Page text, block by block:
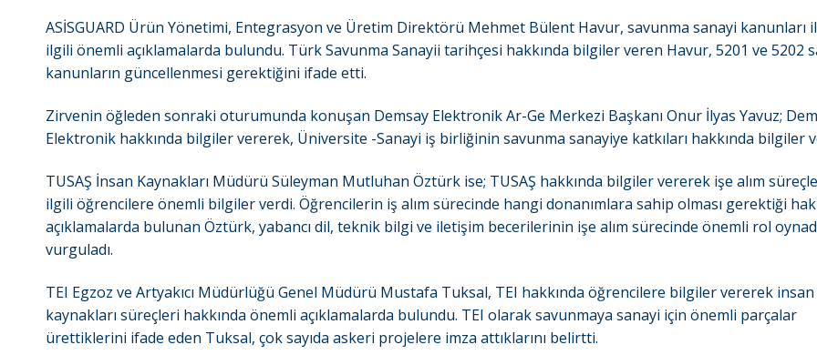
ASİSGUARD Ürün Yönetimi, Entegrasyon ve Üretim Direktörü Mehmet Bülent Havur, savunma sanayi kanunları
ilgili önemli açıklamalarda bulundu. Türk Savunma Sanayii tarihçesi hakkında bilgiler veren Havur, 5201 ve 5202
kanunların güncellenmesi gerektiğini ifade etti.
Zirvenin öğleden sonraki oturumunda konuşan Demsay Elektronik Ar-Ge Merkezi Başkanı Onur İlyas Yavuz;
Elektronik hakkında bilgiler vererek, Üniversite -Sanayi iş birliğinin savunma sanayiye katkıları hakkında bilgiler
TUSAŞ İnsan Kaynakları Müdürü Süleyman Mutluhan Öztürk ise; TUSAŞ hakkında bilgiler vererek işe alım
ilgili öğrencilere önemli bilgiler verdi. Öğrencilerin iş alım sürecinde hangi donanımlara sahip olması gerektiği
açıklamalarda bulunan Öztürk, yabancı dil, teknik bilgi ve iletişim becerilerinin işe alım sürecinde önemli rol
vurguladı.
TEI Egzoz ve Artyakıcı Müdürlüğü Genel Müdürü Mustafa Tuksal, TEI hakkında öğrencilere bilgiler vererek insan
kaynakları süreçleri hakkında önemli açıklamalarda bulundu. TEI olarak savunmaya sanayi için önemli parçalar
ürettiklerini ifade eden Tuksal, çok sayıda askeri projelere imza attıklarını belirtti.